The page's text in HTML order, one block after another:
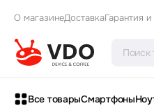
О магазинеДоставкаГарантия
Все товарыСмартфоны